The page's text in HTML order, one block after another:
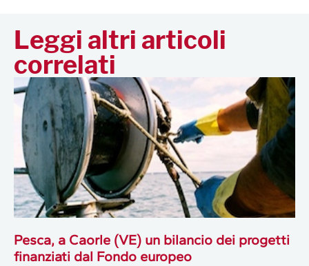
Leggi altri articoli
correlati
Pesca, a Caorle (VE) un bilancio dei progetti
finanziati dal Fondo europeo